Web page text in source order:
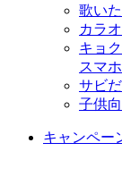
歌い
カラ
キョ
スマ
サビ
子供
キャンペー